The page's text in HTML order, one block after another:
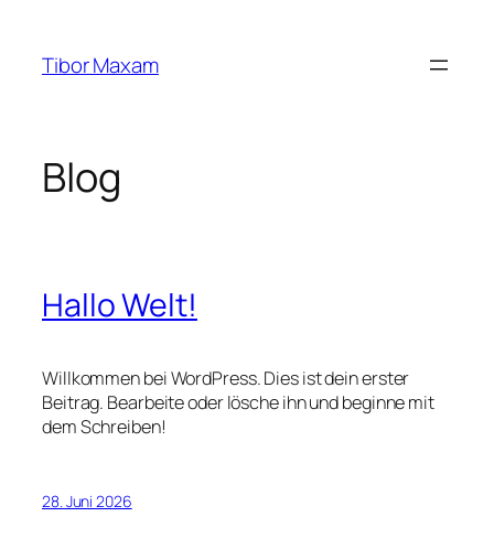
springen
Tibor Maxam
Blog
Hallo Welt!
Willkommen bei WordPress. Dies ist dein erster
Beitrag. Bearbeite oder lösche ihn und beginne mit
dem Schreiben!
28. Juni 2026